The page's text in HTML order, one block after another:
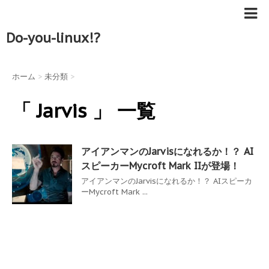
Do-you-linux!?
ホーム > 未分類 >
「 Jarvis 」 一覧
アイアンマンのJarvisになれるか！？ AI
スピーカーMycroft Mark IIが登場！
アイアンマンのJarvisになれるか！？ AIスピーカ
ーMycroft Mark ...